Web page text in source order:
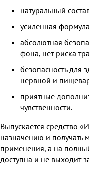
натуральный
усиленная
абсолютная
фона, нет риска
безопасность для
нервной и
приятные
чувственности.
Выпускается средство
назначению и получать
применения, а на
доступна и не выходит